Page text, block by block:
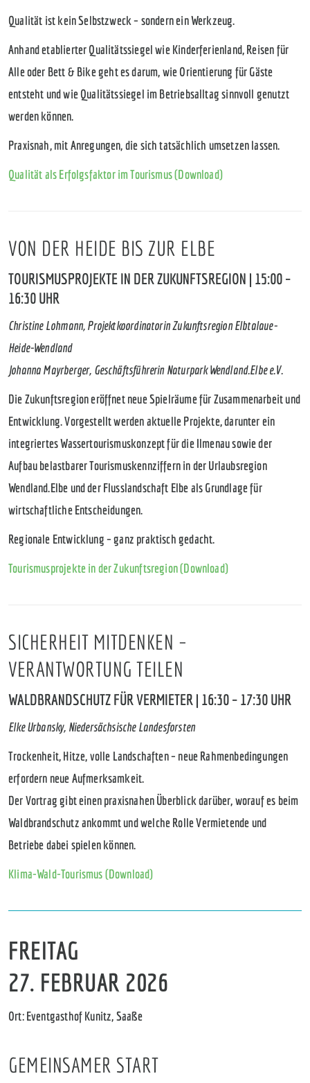
Qualität ist kein Selbstzweck – sondern ein Werkzeug.
Anhand etablierter Qualitätssiegel wie Kinderferienland, Reisen für
Alle oder Bett & Bike geht es darum, wie Orientierung für Gäste
entsteht und wie Qualitätssiegel im Betriebsalltag sinnvoll genutzt
werden können.
Praxisnah, mit Anregungen, die sich tatsächlich umsetzen lassen.
Qualität als Erfolgsfaktor im Tourismus (Download)
VON DER HEIDE BIS ZUR ELBE
TOURISMUSPROJEKTE IN DER ZUKUNFTSREGION | 15:00 –
16:30 UHR
Christine Lohmann, Projektkoordinatorin Zukunftsregion Elbtalaue-
Heide-Wendland
Johanna Mayrberger, Geschäftsführerin Naturpark Wendland.Elbe e.V.
Die Zukunftsregion eröffnet neue Spielräume für Zusammenarbeit und
Entwicklung. Vorgestellt werden aktuelle Projekte, darunter ein
integriertes Wassertourismuskonzept für die Ilmenau sowie der
Aufbau belastbarer Tourismuskennziffern in der Urlaubsregion
Wendland.Elbe und der Flusslandschaft Elbe als Grundlage für
wirtschaftliche Entscheidungen.
Regionale Entwicklung – ganz praktisch gedacht.
Tourismusprojekte in der Zukunftsregion (Download)
SICHERHEIT MITDENKEN –
VERANTWORTUNG TEILEN
WALDBRANDSCHUTZ FÜR VERMIETER | 16:30 – 17:30 UHR
Elke Urbansky, Niedersächsische Landesforsten
Trockenheit, Hitze, volle Landschaften – neue Rahmenbedingungen
erfordern neue Aufmerksamkeit.
Der Vortrag gibt einen praxisnahen Überblick darüber, worauf es beim
Waldbrandschutz ankommt und welche Rolle Vermietende und
Betriebe dabei spielen können.
Klima-Wald-Tourismus (Download)
FREITAG
27. FEBRUAR 2026
Ort: Eventgasthof Kunitz, Saaße
GEMEINSAMER START